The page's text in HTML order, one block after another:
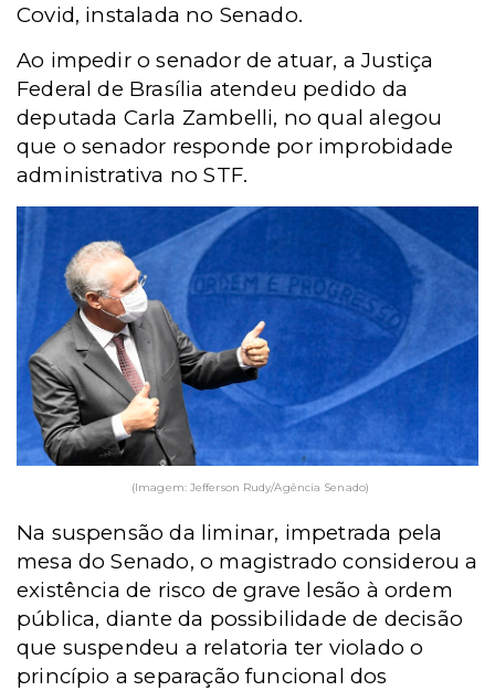
Covid, instalada no Senado.
Ao impedir o senador de atuar, a Justiça
Federal de Brasília atendeu pedido da
deputada Carla Zambelli, no qual alegou
que o senador responde por improbidade
administrativa no STF.
(Imagem: Jefferson Rudy/Agência Senado)
Na suspensão da liminar, impetrada pela
mesa do Senado, o magistrado considerou a
existência de risco de grave lesão à ordem
pública, diante da possibilidade de decisão
que suspendeu a relatoria ter violado o
princípio a separação funcional dos